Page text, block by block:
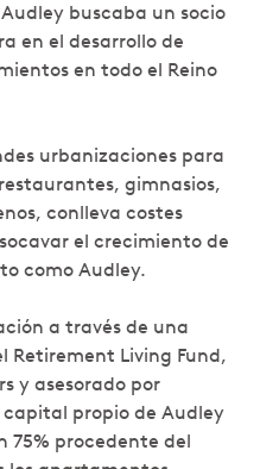
buscaba un socio
en el desarrollo de
en todo el Reino
urbanizaciones para
gimnasios,
conlleva costes
el crecimiento de
como Audley.
a través de una
Retirement Living Fund,
y asesorado por
propio de Audley
75% procedente del